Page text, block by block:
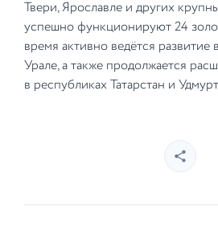
Твери, Ярославле и других
успешно функционируют 24
время активно ведётся
Урале, а также продолжается
в республиках Татарстан и